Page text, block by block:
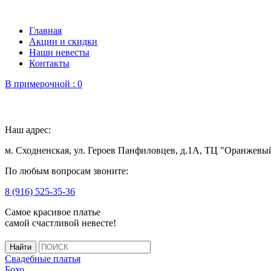
Главная
Акции и скидки
Наши невесты
Контакты
В примерочной : 0
Наш адрес:
м. Сходненская, ул. Героев Панфиловцев, д.1А, ТЦ
По любым вопросам звоните:
8 (916) 525-35-36
Самое красивое платье
самой счастливой невесте!
Свадебные платья